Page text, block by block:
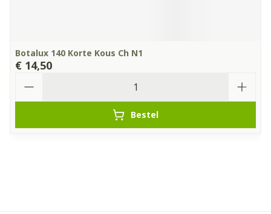
Botalux 140 Korte Kous Ch N1
€ 14,50
Bestel